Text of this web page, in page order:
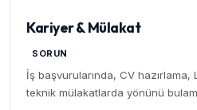
Kariyer & Mülakat
SORUN
İş başvurularında, CV
teknik mülakatlarda yönünü